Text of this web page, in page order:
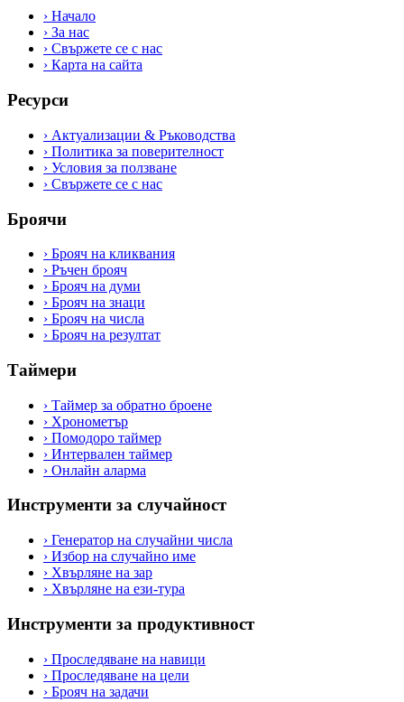
› Начало
› За нас
› Свържете се с нас
› Карта на сайта
Ресурси
› Актуализации & Ръководства
› Политика за поверителност
› Условия за ползване
› Свържете се с нас
Броячи
› Брояч на кликвания
› Ръчен брояч
› Брояч на думи
› Брояч на знаци
› Брояч на числа
› Брояч на резултат
Таймери
› Таймер за обратно броене
› Хронометър
› Помодоро таймер
› Интервален таймер
› Онлайн аларма
Инструменти за случайност
› Генератор на случайни числа
› Избор на случайно име
› Хвърляне на зар
› Хвърляне на ези-тура
Инструменти за продуктивност
› Проследяване на навици
› Проследяване на цели
› Брояч на задачи